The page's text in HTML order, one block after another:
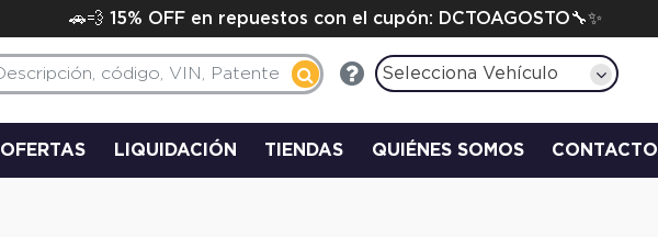
🚗💨 15% OFF en repuestos con el cupón: DCTOAGOSTO🔧✨
Selecciona Vehículo
OFERTAS LIQUIDACIÓN TIENDAS QUIÉNES SOMOS CONTACTO